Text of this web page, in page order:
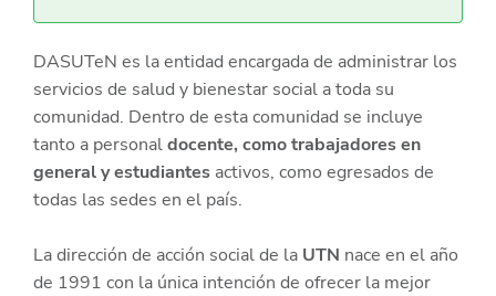
DASUTeN es la entidad encargada de administrar los
servicios de salud y bienestar social a toda su
comunidad. Dentro de esta comunidad se incluye
tanto a personaldocente, como trabajadores en
general y estudiantes activos, como egresados de
todas las sedes en el país.
La dirección de acción social de la UTN nace en el año
de 1991 con la única intención de ofrecer la mejor